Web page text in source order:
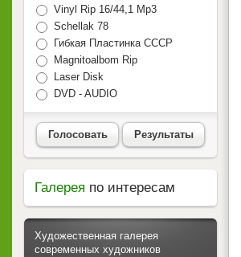
Vinyl Rip 16/44,1 Mp3
Schellak 78
Гибкая Пластинка СССР
Magnitoalbom Rip
Laser Disk
DVD - AUDIO
Голосовать Результаты
Галерея по интересам
Художественная галерея
современных художников